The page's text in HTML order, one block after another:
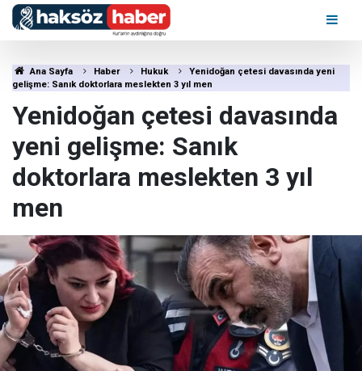
Ana Sayfa Haber Hukuk
Yenidoğan çetesi davasında yeni
gelişme: Sanık doktorlara meslekten 3 yıl men
Yenidoğan çetesi davasında
yeni gelişme: Sanık
doktorlara meslekten 3 yıl
men